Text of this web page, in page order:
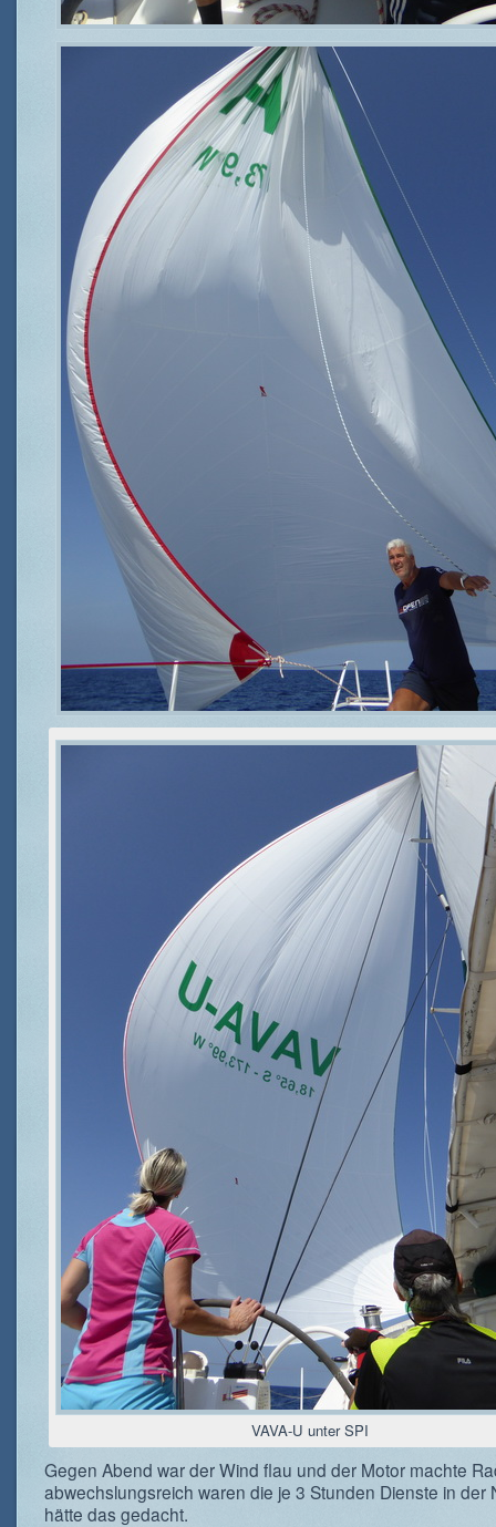
VAVA-U unter SPI
Gegen Abend war der Wind flau und der Motor machte
abwechslungsreich waren die je 3 Stunden Dienste in der
hätte das gedacht.